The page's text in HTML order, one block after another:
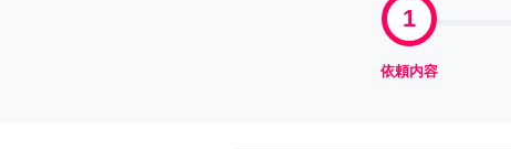
1
依頼内容